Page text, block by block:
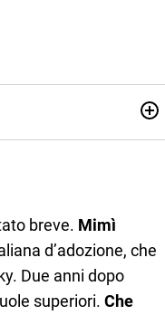
scolastico.
breve. Mimì
d’adozione, che
Due anni dopo
superiori. Che